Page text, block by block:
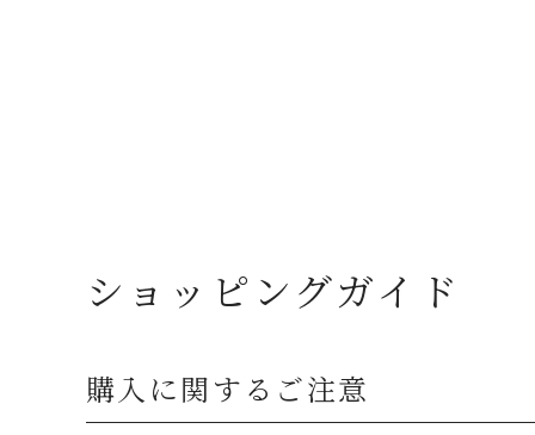
ショッピングガイド
購入に関するご注意